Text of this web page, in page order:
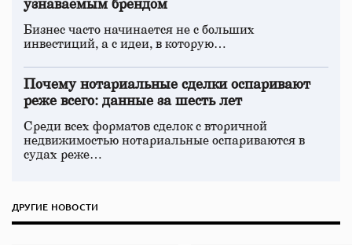
узнаваемым брендом
Бизнес часто начинается не с больших
инвестиций, а с идеи, в которую…
Почему нотариальные сделки оспаривают
реже всего: данные за шесть лет
Среди всех форматов сделок с вторичной
недвижимостью нотариальные оспариваются в
судах реже…
ДРУГИЕ НОВОСТИ